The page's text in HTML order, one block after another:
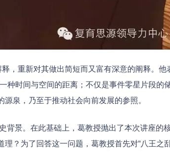
，重新对其做出简短而又富有深意的阐释。他
种时间与空间的距离；不仅是事件零星片段的
泉，乃至于推动社会向前发展的参照。
背景。在此基础上，葛教授抛出了本次讲座的
？为了回答这一问题，葛教授首先对“八王之乱